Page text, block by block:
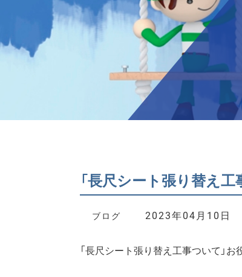
「長尺シート張り替え工
ブログ 2023年04月10日
「 長尺シート張り替え工事ついて 」